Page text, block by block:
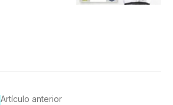
Artículo anterior